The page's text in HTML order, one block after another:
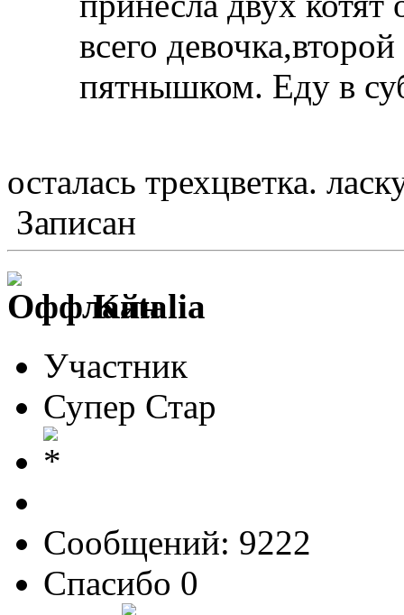
всего
пятнышком. Еду в
осталась трехцветка.
Записан
Katalia
Участник
Супер Стар
Сообщений: 9222
Спасибо 0